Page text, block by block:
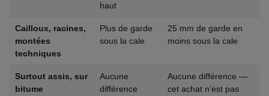
haut
Cailloux, racines,
montées
techniques
Plus de garde
sous la cale
25 mm de garde en
moins sous la cale
Surtout assis, sur
bitume
Aucune
différence
Aucune différence —
cet achat n’est pas